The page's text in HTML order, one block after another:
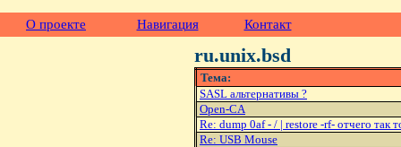
О проекте Навигация Контакт
ru.unix.bsd
Тема:
SASL альтернативы ?
Open-CA
Re: dump 0af - / | restore -rf- отчего так
Re: USB Mouse